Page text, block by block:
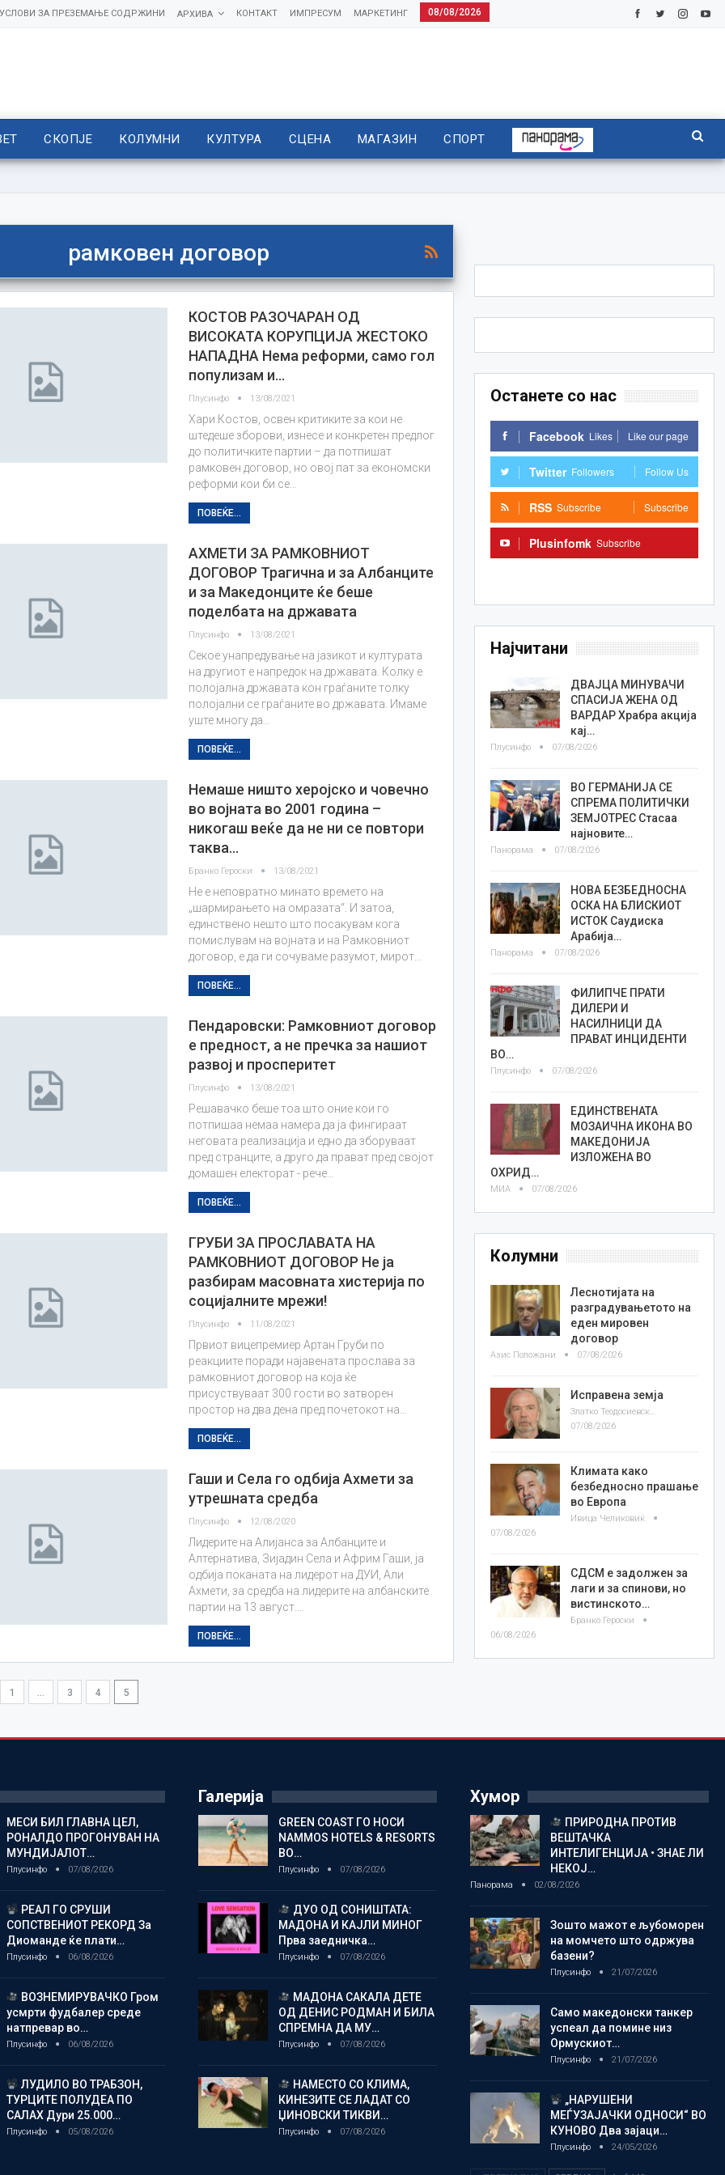
08/08/2026
МАРКЕТИНГ
ИМПРЕСУМ
КОНТАКТ
АРХИВА
УСЛОВИ ЗА ПРЕЗЕМАЊЕ СОДРЖИНИ
СКОПЈЕ КОЛУМНИ КУЛТУРА СЦЕНА МАГАЗИН СПОРТ
рамковен договор
КОСТОВ РАЗОЧАРАН ОД
ВИСОКАТА КОРУПЦИЈА ЖЕСТОКО
НАПАДНА Нема реформи, само гол
популизам и…
Плусинфо 13/08/2021
Хари Костов, освен критиките за кои не
штедеше зборови, изнесе и конкретен предлог
до политичките партии – да потпишат
рамковен договор, но овој пат за економски
реформи кои би се…
ПОВЕЌЕ...
АХМЕТИ ЗА РАМКОВНИОТ
ДОГОВОР Трагична и за Албанците
и за Македонците ќе беше
поделбата на државата
Плусинфо 13/08/2021
Секое унапредување на јазикот и културата
на другиот е напредок на државата. Колку е
полојална државата кон граѓаните толку
полојални се граѓаните во државата. Имаме
уште многу да…
ПОВЕЌЕ...
Немаше ништо херојско и човечно
во војната во 2001 година –
никогаш веќе да не ни се повтори
таква…
Бранко Героски 13/08/2021
Не е неповратно минато времето на
„шармирањето на омразата“. И затоа,
единствено нешто што посакувам кога
помислувам на војната и на Рамковниот
договор, е да ги сочуваме разумот, мирот…
ПОВЕЌЕ...
Пендаровски: Рамковниот договор
е предност, а не пречка за нашиот
развој и просперитет
Плусинфо 13/08/2021
Решавачко беше тоа што оние кои го
потпишаа немаа намера да ја фингираат
неговата реализација и едно да зборуваат
пред странците, а друго да прават пред својот
домашен електорат - рече…
ПОВЕЌЕ...
ГРУБИ ЗА ПРОСЛАВАТА НА
РАМКОВНИОТ ДОГОВОР Не ја
разбирам масовната хистерија по
социјалните мрежи!
Плусинфо 11/08/2021
Првиот вицепремиер Артан Груби по
реакциите поради најавената прослава за
рамковниот договор на која ќе
присуствуваат 300 гости во затворен
простор на два дена пред почетокот на…
ПОВЕЌЕ...
Гаши и Села го одбија Ахмети за
утрешната средба
Плусинфо 12/08/2020
Лидерите на Алијанса за Албанците и
Алтернатива, Зијадин Села и Африм Гаши, ја
одбија поканата на лидерот на ДУИ, Али
Ахмети, за средба на лидерите на албанските
партии на 13 август.…
ПОВЕЌЕ...
1 … 3 4 5
Останете со нас
Facebook Likes Like our page
Twitter Followers Follow Us
RSS Subscribe Subscribe
Plusinfomk Subscribe
Најчитани
ДВАЈЦА МИНУВАЧИ
СПАСИЈА ЖЕНА ОД
ВАРДАР Храбра акција
кај…
Плусинфо 07/08/2026
ВО ГЕРМАНИЈА СЕ
СПРЕМА ПОЛИТИЧКИ
ЗЕМЈОТРЕС Стасаа
најновите…
Панорама 07/08/2026
НОВА БЕЗБЕДНОСНА
ОСКА НА БЛИСКИОТ
ИСТОК Саудиска
Арабија…
Панорама 07/08/2026
ФИЛИПЧЕ ПРАТИ
ДИЛЕРИ И
НАСИЛНИЦИ ДА
ПРАВАТ ИНЦИДЕНТИ
ВО…
Плусинфо 07/08/2026
ЕДИНСТВЕНАТА
МОЗАИЧНА ИКОНА ВО
МАКЕДОНИЈА
ИЗЛОЖЕНА ВО
ОХРИД…
МИА 07/08/2026
Колумни
Леснотијата на
разградувањетото на
еден мировен
договор
Азис Положани 07/08/2026
Исправена земја
Златко Теодосиевски
07/08/2026
Климата како
безбедносно прашање
во Европа
Ивица Челиковиќ
07/08/2026
СДСМ е задолжен за
лаги и за спинови, но
вистинското…
Бранко Героски
06/08/2026
МЕСИ БИЛ ГЛАВНА ЦЕЛ,
РОНАЛДО ПРОГОНУВАН НА
МУНДИЈАЛОТ…
Плусинфо 07/08/2026
РЕАЛ ГО СРУШИ
СОПСТВЕНИОТ РЕКОРД За
Диоманде ќе плати…
Плусинфо 06/08/2026
ВОЗНЕМИРУВАЧКО Гром
усмрти фудбалер среде
натпревар во…
Плусинфо 06/08/2026
ЛУДИЛО ВО ТРАБЗОН,
ТУРЦИТЕ ПОЛУДЕА ПО
САЛАХ Дури 25.000…
Плусинфо 05/08/2026
Галерија
GREEN COAST ГО НОСИ
NAMMOS HOTELS & RESORTS
ВО…
Плусинфо 07/08/2026
ДУО ОД СОНИШТАТА:
МАДОНА И КАЈЛИ МИНОГ
Прва заедничка…
Плусинфо 07/08/2026
МАДОНА САКАЛА ДЕТЕ
ОД ДЕНИС РОДМАН И БИЛА
СПРЕМНА ДА МУ…
Плусинфо 07/08/2026
НАМЕСТО СО КЛИМА,
КИНЕЗИТЕ СЕ ЛАДАТ СО
ЏИНОВСКИ ТИКВИ…
Плусинфо 07/08/2026
Хумор
ПРИРОДНА ПРОТИВ
ВЕШТАЧКА
ИНТЕЛИГЕНЦИЈА • ЗНАЕ ЛИ
НЕКОЈ…
Панорама 02/08/2026
Зошто мажот е љубоморен
на момчето што одржува
базени?
Плусинфо 21/07/2026
Само македонски танкер
успеал да помине низ
Ормускиот…
Плусинфо 21/07/2026
„НАРУШЕНИ
МЕЃУЗАЈАЧКИ ОДНОСИ“ ВО
КУНОВО Два зајаци…
Плусинфо 24/05/2026